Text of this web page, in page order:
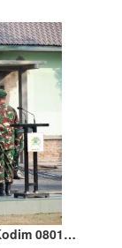
0801…